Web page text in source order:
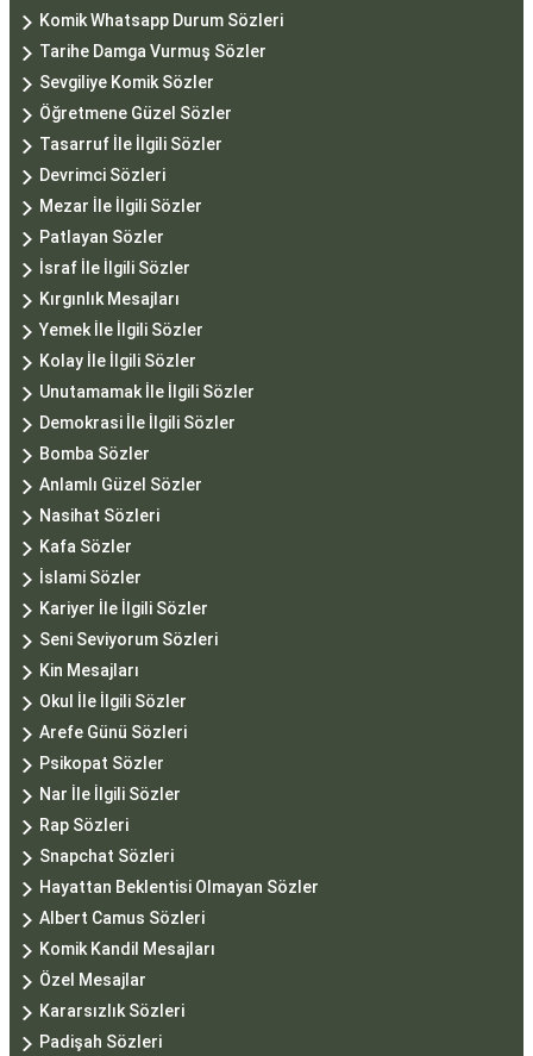
Komik Whatsapp Durum Sözleri
Tarihe Damga Vurmuş Sözler
Sevgiliye Komik Sözler
Öğretmene Güzel Sözler
Tasarruf İle İlgili Sözler
Devrimci Sözleri
Mezar İle İlgili Sözler
Patlayan Sözler
İsraf İle İlgili Sözler
Kırgınlık Mesajları
Yemek İle İlgili Sözler
Kolay İle İlgili Sözler
Unutamamak İle İlgili Sözler
Demokrasi İle İlgili Sözler
Bomba Sözler
Anlamlı Güzel Sözler
Nasihat Sözleri
Kafa Sözler
İslami Sözler
Kariyer İle İlgili Sözler
Seni Seviyorum Sözleri
Kin Mesajları
Okul İle İlgili Sözler
Arefe Günü Sözleri
Psikopat Sözler
Nar İle İlgili Sözler
Rap Sözleri
Snapchat Sözleri
Hayattan Beklentisi Olmayan Sözler
Albert Camus Sözleri
Komik Kandil Mesajları
Özel Mesajlar
Kararsızlık Sözleri
Padişah Sözleri